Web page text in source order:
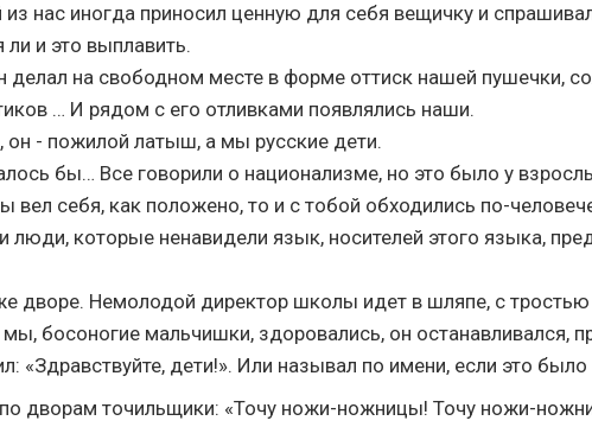
нас иногда приносил ценную для себя вещичку и
ли и это выплавить.
делал на свободном месте в форме оттиск нашей пушечки,
… И рядом с его отливками появлялись наши.
он - пожилой латыш, а мы русские дети.
бы… Все говорили о национализме, но это было у
вел себя, как положено, то и с тобой обходились по-
люди, которые ненавидели язык, носителей этого языка,
дворе. Немолодой директор школы идет в шляпе, с тростью
босоногие мальчишки, здоровались, он останавливался,
«Здравствуйте, дети!». Или называл по имени, если это
дворам точильщики: «Точу ножи-ножницы! Точу ножи-